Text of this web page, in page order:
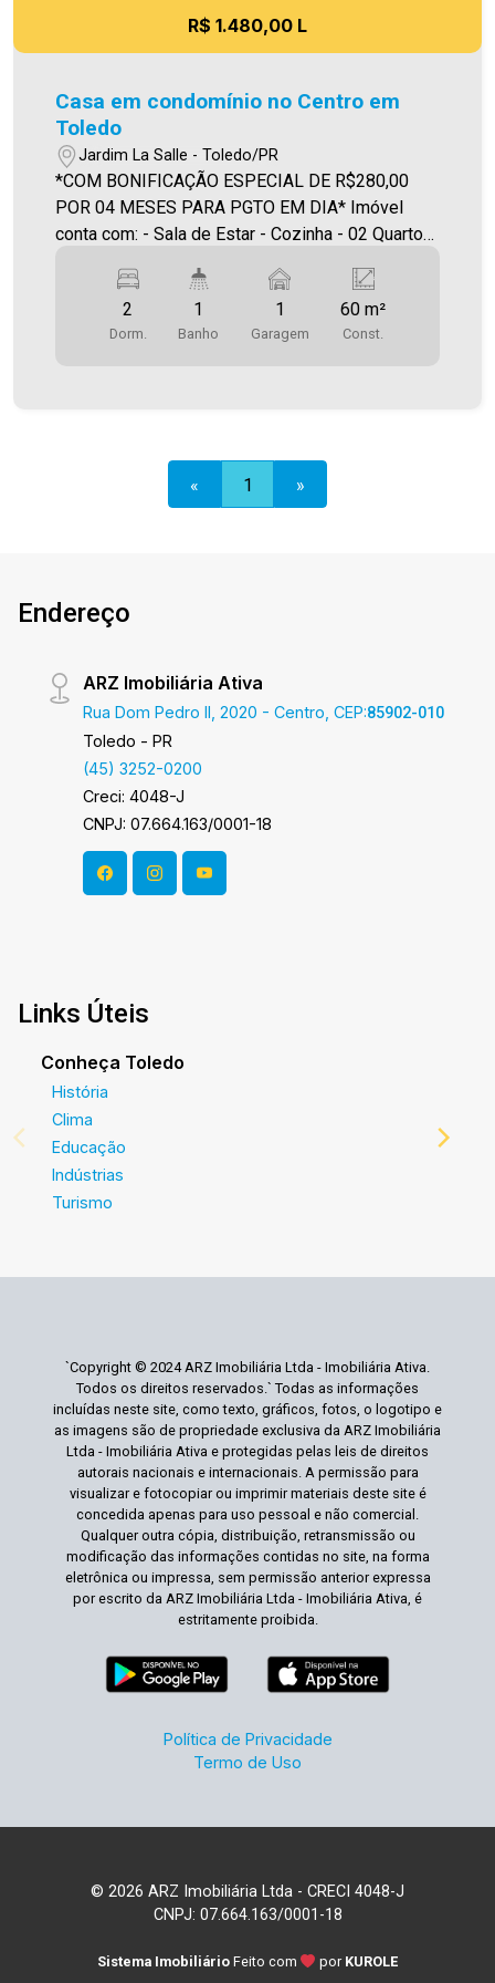
R$ 1.480,00 L
Casa em condomínio no Centro em
Toledo
Jardim La Salle - Toledo/PR
*COM BONIFICAÇÃO ESPECIAL DE R$280,00
POR 04 MESES PARA PGTO EM DIA* Imóvel
conta com: - Sala de Estar - Cozinha - 02 Quartos
garagem Será cobrado FCI (Fundo de
Conservação do Imóvel), equivalente a 6% do
valor do aluguel. Para mais detalhes sobre o FCI,
como alteração dos preços e imagens. Fotos
meramente ilustrativas.
2
Dorm.
1
Banho
1
Garagem
60 m²
Const.
« 1 »
Endereço
ARZ Imobiliária Ativa
Rua Dom Pedro II, 2020 - Centro, CEP:85902-010
Toledo - PR
(45) 3252-0200
Creci: 4048-J
CNPJ: 07.664.163/0001-18
Links Úteis
Conheça Toledo
História
Clima
Educação
Indústrias
Turismo
`Copyright © 2024 ARZ Imobiliária Ltda - Imobiliária Ativa.
Todos os direitos reservados.` Todas as informações
incluídas neste site, como texto, gráficos, fotos, o logotipo e
as imagens são de propriedade exclusiva da ARZ Imobiliária
Ltda - Imobiliária Ativa e protegidas pelas leis de direitos
autorais nacionais e internacionais. A permissão para
visualizar e fotocopiar ou imprimir materiais deste site é
concedida apenas para uso pessoal e não comercial.
Qualquer outra cópia, distribuição, retransmissão ou
modificação das informações contidas no site, na forma
eletrônica ou impressa, sem permissão anterior expressa
por escrito da ARZ Imobiliária Ltda - Imobiliária Ativa, é
estritamente proibida.
Política de Privacidade
Termo de Uso
© 2026 ARZ Imobiliária Ltda - CRECI 4048-J
CNPJ: 07.664.163/0001-18
Sistema Imobiliário Feito com por KUROLE